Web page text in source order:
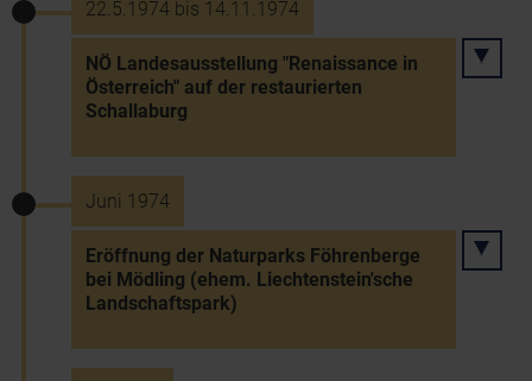
22.5.1974 bis 14.11.1974
NÖ Landesausstellung "Renaissance in
Österreich" auf der restaurierten
Schallaburg
Juni 1974
Eröffnung der Naturparks Föhrenberge
bei Mödling (ehem. Liechtenstein'sche
Landschaftspark)